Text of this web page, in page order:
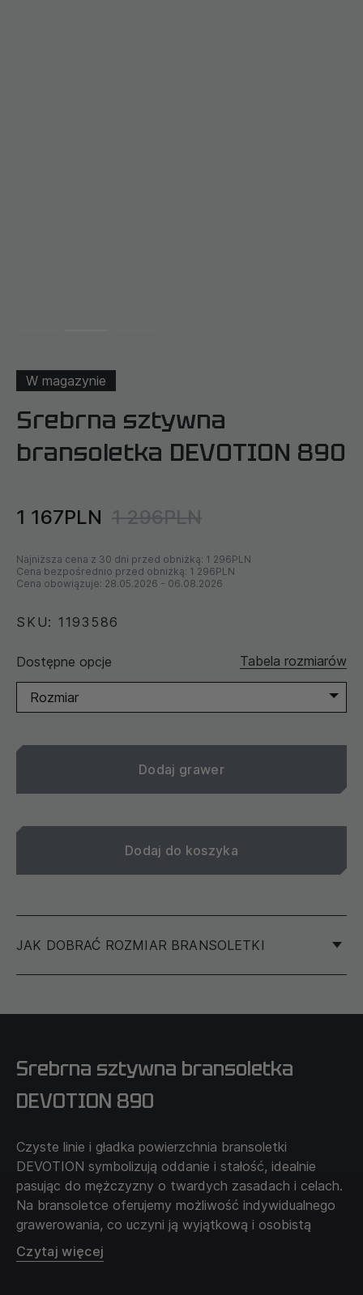
W magazynie
Srebrna sztywna
bransoletka DEVOTION 890
1 167PLN 1 296PLN
Najniższa cena z 30 dni przed obniżką: 1 296PLN
Cena bezpośrednio przed obniżką: 1 296PLN
Cena obowiązuje: 28.05.2026 - 06.08.2026
SKU: 1193586
Dostępne opcje Tabela rozmiarów
Rozmiar
Dodaj grawer
Dodaj do koszyka
JAK DOBRAĆ ROZMIAR BRANSOLETKI
Używając nitki lub wstążki, owiń ją wokół podstawy
swojego nadgarstka. Aby zapewnić wygodne
staw.
Zrób znacznik markerem w miejscu, gdzie nitka lub
wstążka spotyka się z początkowym końcem.
Rozwiń nitkę lub wstążkę i zmierz długość w cm od
do uzyskanego wyniku i wybierz rozmiar z
Srebrna sztywna bransoletka
DEVOTION 890
Czyste linie i gładka powierzchnia bransoletki
DEVOTION symbolizują oddanie i stałość, idealnie
pasując do mężczyzny o twardych zasadach i celach.
Na bransoletce oferujemy możliwość indywidualnego
grawerowania, co uczyni ją wyjątkową i osobistą
ozdobą.
Czytaj więcej